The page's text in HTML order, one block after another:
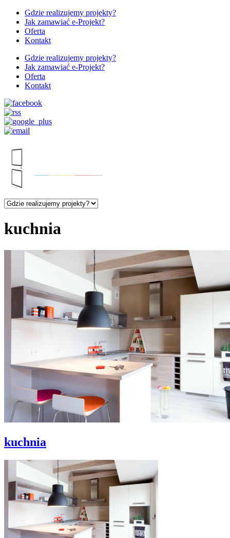
Gdzie realizujemy projekty?
Jak zamawiać e-Projekt?
Oferta
Kontakt
Gdzie realizujemy projekty?
Jak zamawiać e-Projekt?
Oferta
Kontakt
kuchnia
kuchnia